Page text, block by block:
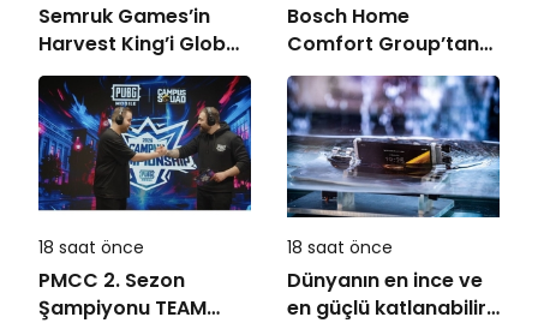
Semruk Games’in
Harvest King’i Global
Pazarda Oyuncularla
Buluştu!
Bosch Home
Comfort Group’tan
İleri Teknoloji Hava
Temizleme Cihazları
18 saat önce
PMCC 2. Sezon
Şampiyonu TEAM
18 saat önce
Dünyanın en ince ve
en güçlü katlanabilir